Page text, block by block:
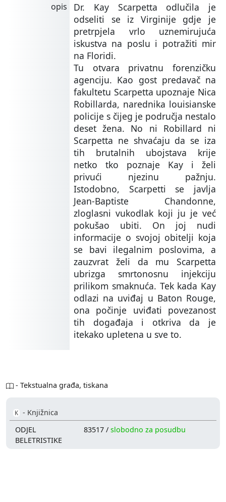
opis
Dr. Kay Scarpetta odlučila je
odseliti se iz Virginije gdje je
pretrpjela vrlo uznemirujuća
iskustva na poslu i potražiti mir
na Floridi.
Tu otvara privatnu forenzičku
agenciju. Kao gost predavač na
fakultetu Scarpetta upoznaje Nica
Robillarda, narednika louisianske
policije s čijeg je područja nestalo
deset žena. No ni Robillard ni
Scarpetta ne shvaćaju da se iza
tih brutalnih ubojstava krije
netko tko poznaje Kay i želi
privući njezinu pažnju.
Istodobno, Scarpetti se javlja
Jean-Baptiste Chandonne,
zloglasni vukodlak koji ju je već
pokušao ubiti. On joj nudi
informacije o svojoj obitelji koja
se bavi ilegalnim poslovima, a
zauzvrat želi da mu Scarpetta
ubrizga smrtonosnu injekciju
prilikom smaknuća. Tek kada Kay
odlazi na uviđaj u Baton Rouge,
ona počinje uviđati povezanost
tih događaja i otkriva da je
itekako upletena u sve to.
- Tekstualna građa, tiskana
K - Knjižnica
ODJEL
BELETRISTIKE
83517 /slobodno za posudbu